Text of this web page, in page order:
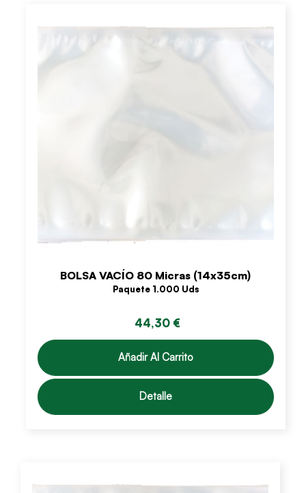
BOLSA VACÍO 80 Micras (14x35cm)
Paquete 1.000 Uds
44,30 €
Añadir Al Carrito
Detalle